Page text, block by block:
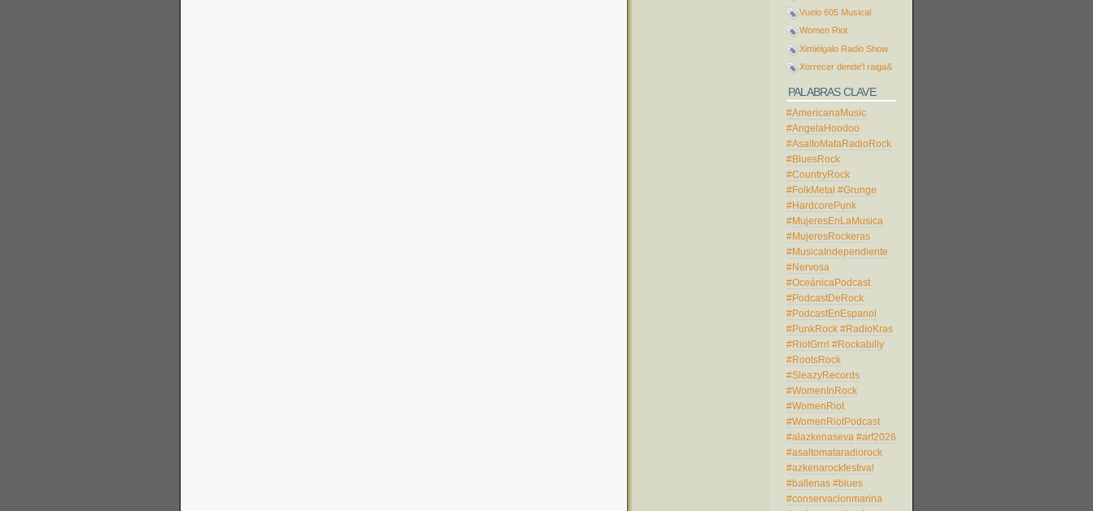
Vuelo 605 Musical
Women Riot
Ximiélgalo Radio Show
Xorrecer dende'l raiga&
PALABRAS CLAVE
#AmericanaMusic
#AngelaHoodoo
#AsaltoMataRadioRock
#BluesRock
#CountryRock
#FolkMetal #Grunge
#HardcorePunk
#MujeresEnLaMusica
#MujeresRockeras
#MusicaIndependiente
#Nervosa
#OceánicaPodcast
#PodcastDeRock
#PodcastEnEspanol
#PunkRock #RadioKras
#RiotGrrrl #Rockabilly
#RootsRock
#SleazyRecords
#WomenInRock
#WomenRiot
#WomenRiotPodcast
#alazkenaseva #arf2026
#asaltomataradiorock
#azkenarockfestival
#ballenas #blues
#conservacionmarina